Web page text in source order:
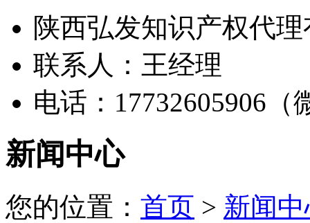
陕西弘发知识产权代
联系人：王经理
电话：17732605906（
新闻中心
您的位置： 首页 > 新闻